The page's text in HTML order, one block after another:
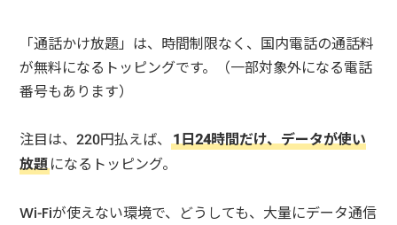
「通話かけ放題」は、時間制限なく、国内電話の通話料
が無料になるトッピングです。（一部対象外になる電話
番号もあります）
注目は、220円払えば、1日24時間だけ、データが使い
放題になるトッピング。
Wi-Fiが使えない環境で、どうしても、大量にデータ通信